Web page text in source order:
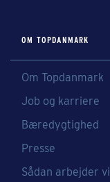
OM TOPDANMARK
Om Topdanmark
Job og karriere
Bæredygtighed
Presse
Sådan arbejder vi